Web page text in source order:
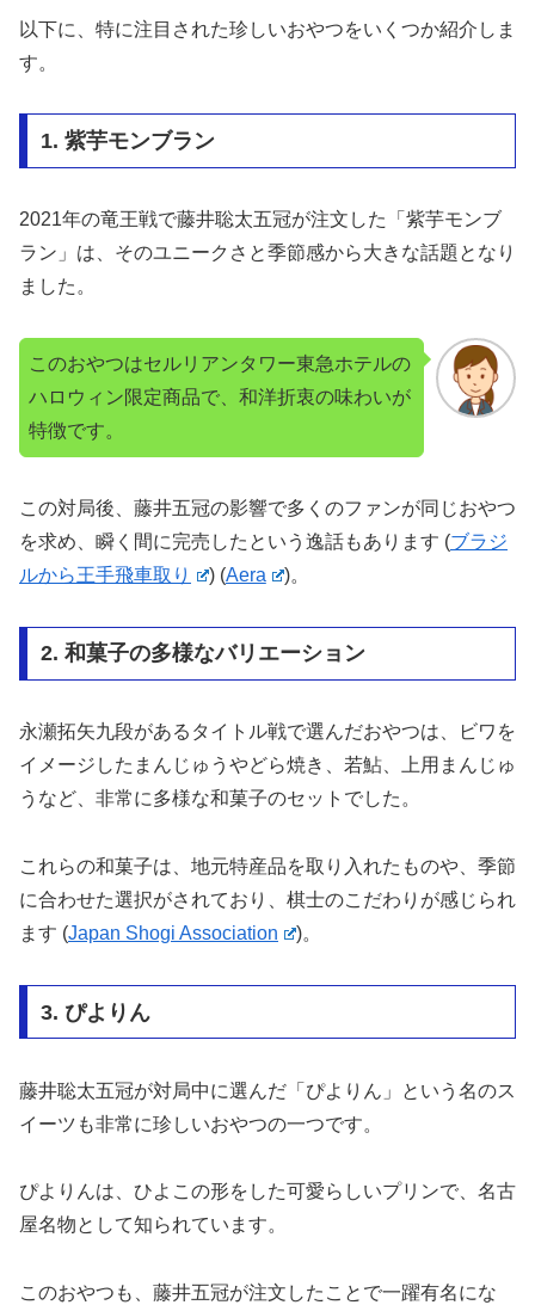
以下に、特に注目された珍しいおやつをいくつか紹介しま
す。
1. 紫芋モンブラン
2021年の竜王戦で藤井聡太五冠が注文した「紫芋モンブ
ラン」は、そのユニークさと季節感から大きな話題となり
ました。
このおやつはセルリアンタワー東急ホテルの
ハロウィン限定商品で、和洋折衷の味わいが
特徴です。
この対局後、藤井五冠の影響で多くのファンが同じおやつ
を求め、瞬く間に完売したという逸話もあります​ (ブラジ
ルから王手飛車取り
)(Aera )​。
2. 和菓子の多様なバリエーション
永瀬拓矢九段があるタイトル戦で選んだおやつは、ビワを
イメージしたまんじゅうやどら焼き、若鮎、上用まんじゅ
うなど、非常に多様な和菓子のセットでした。
これらの和菓子は、地元特産品を取り入れたものや、季節
に合わせた選択がされており、棋士のこだわりが感じられ
ます​ (Japan Shogi Association )​。
3. ぴよりん
藤井聡太五冠が対局中に選んだ「ぴよりん」という名のス
イーツも非常に珍しいおやつの一つです。
ぴよりんは、ひよこの形をした可愛らしいプリンで、名古
屋名物として知られています。
このおやつも、藤井五冠が注文したことで一躍有名にな